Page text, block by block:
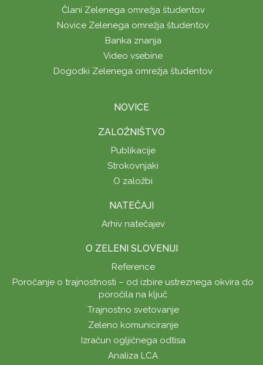
Člani Zelenega omrežja študentov
Novice Zelenega omrežja študentov
Banka znanja
Video vsebine
Dogodki Zelenega omrežja študentov
NOVICE
ZALOŽNIŠTVO
Publikacije
Strokovnjaki
O založbi
NATEČAJI
Arhiv natečajev
O ZELENI SLOVENIJI
Reference
Poročanje o trajnostnosti – od izbire ustreznega okvira do
poročila na ključ
Trajnostno svetovanje
Zeleno komuniciranje
Izračun ogljičnega odtisa
Analiza LCA